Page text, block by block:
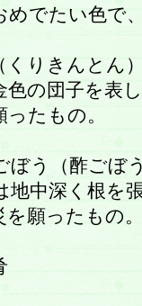
めでたい色で
くりきんとん
色の団子を表
たもの。
ぼう（酢ごぼ
地中深く根を
を願ったもの